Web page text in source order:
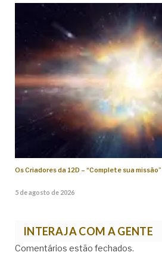
Os Criadores da 12D – “Complete sua missão”
5 de agosto de 2026
INTERAJA COM A GENTE
Comentários estão fechados.